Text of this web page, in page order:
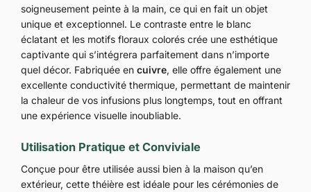
soigneusement peinte à la main, ce qui en fait un objet
unique et exceptionnel. Le contraste entre le blanc
éclatant et les motifs floraux colorés crée une esthétique
captivante qui s’intégrera parfaitement dans n’importe
quel décor. Fabriquée en cuivre, elle offre également une
excellente conductivité thermique, permettant de maintenir
la chaleur de vos infusions plus longtemps, tout en offrant
une expérience visuelle inoubliable.
Utilisation Pratique et Conviviale
Conçue pour être utilisée aussi bien à la maison qu’en
extérieur, cette théière est idéale pour les cérémonies de